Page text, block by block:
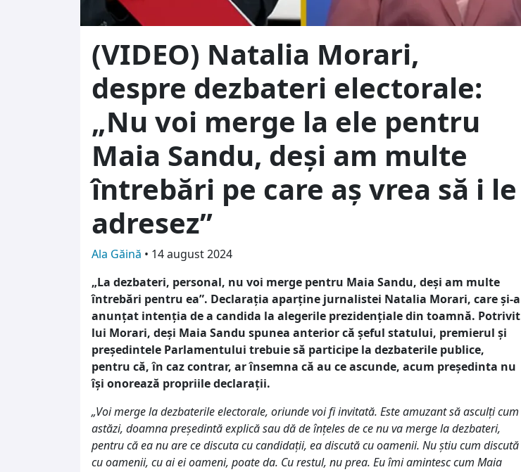
(VIDEO) Natalia Morari,
despre dezbateri electorale:
„Nu voi merge la ele pentru
Maia Sandu, deși am multe
întrebări pe care aș vrea să i le
adresez”
Ala Găină • 14 august 2024
„La dezbateri, personal, nu voi merge pentru Maia Sandu, deși am multe
întrebări pentru ea”. Declarația aparține jurnalistei Natalia Morari, care și-a
anunțat intenția de a candida la alegerile prezidențiale din toamnă. Potrivit
lui Morari, deși Maia Sandu spunea anterior că șeful statului, premierul și
președintele Parlamentului trebuie să participe la dezbaterile publice,
pentru că, în caz contrar, ar însemna că au ce ascunde, acum președinta nu
își onorează propriile declarații.
„Voi merge la dezbaterile electorale, oriunde voi fi invitată. Este amuzant să asculți cum
astăzi, doamna președintă explică sau dă de înțeles de ce nu va merge la dezbateri,
pentru că ea nu are ce discuta cu candidații, ea discută cu oamenii. Nu știu cum discută
cu oamenii, cu ai ei oameni, poate da. Cu restul, nu prea. Eu îmi amintesc cum Maia